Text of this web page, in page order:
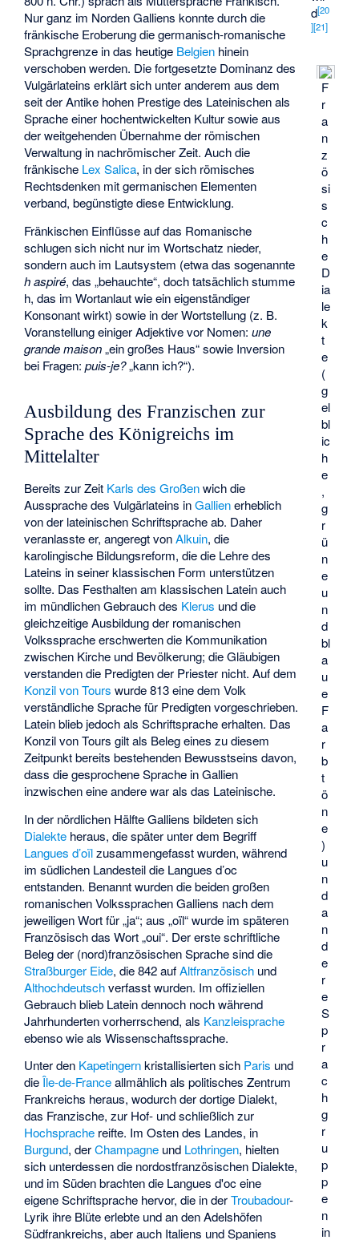
d[20
][21]
F
r
a
n
z
ö
si
s
c
h
e
D
ia
le
k
t
e
(
g
el
bl
ic
h
e
,
g
r
ü
n
e
u
n
d
bl
a
u
e
F
a
r
b
t
ö
n
e
)
u
n
d
a
n
d
e
r
e
S
p
r
a
c
h
g
r
u
p
p
e
n
in
Nur ganz im Norden Galliens konnte durch die
fränkische Eroberung die germanisch-romanische
Sprachgrenze in das heutige Belgien hinein
verschoben werden. Die fortgesetzte Dominanz des
Vulgärlateins erklärt sich unter anderem aus dem
seit der Antike hohen Prestige des Lateinischen als
Sprache einer hochentwickelten Kultur sowie aus
der weitgehenden Übernahme der römischen
Verwaltung in nachrömischer Zeit. Auch die
fränkische Lex Salica, in der sich römisches
Rechtsdenken mit germanischen Elementen
verband, begünstigte diese Entwicklung.
Fränkischen Einflüsse auf das Romanische
schlugen sich nicht nur im Wortschatz nieder,
sondern auch im Lautsystem (etwa das sogenannte
h aspiré, das „behauchte“, doch tatsächlich stumme
h, das im Wortanlaut wie ein eigenständiger
Konsonant wirkt) sowie in der Wortstellung (z. B.
Voranstellung einiger Adjektive vor Nomen:une
grande maison„ein großes Haus“ sowie Inversion
bei Fragen:puis-je?„kann ich?“).
Ausbildung des Franzischen zur
Sprache des Königreichs im
Mittelalter
Bereits zur Zeit Karls des Großenwich die
Aussprache des Vulgärlateins inGallienerheblich
von der lateinischen Schriftsprache ab. Daher
veranlasste er, angeregt vonAlkuin, die
karolingische Bildungsreform, die die Lehre des
Lateins in seiner klassischen Form unterstützen
sollte. Das Festhalten am klassischen Latein auch
im mündlichen Gebrauch des Klerus und die
gleichzeitige Ausbildung der romanischen
Volkssprache erschwerten die Kommunikation
zwischen Kirche und Bevölkerung; die Gläubigen
verstanden die Predigten der Priester nicht. Auf dem
Konzil von Tours wurde 813 eine dem Volk
verständliche Sprache für Predigten vorgeschrieben.
Latein blieb jedoch als Schriftsprache erhalten. Das
Konzil von Tours gilt als Beleg eines zu diesem
Zeitpunkt bereits bestehenden Bewusstseins davon,
dass die gesprochene Sprache in Gallien
inzwischen eine andere war als das Lateinische.
In der nördlichen Hälfte Galliens bildeten sich
Dialekte heraus, die später unter dem Begriff
Langues d’oïlzusammengefasst wurden, während
im südlichen Landesteil die Langues d’oc
entstanden. Benannt wurden die beiden großen
romanischen Volkssprachen Galliens nach dem
jeweiligen Wort für „ja“; aus „oïl“ wurde im späteren
Französisch das Wort „oui“. Der erste schriftliche
Beleg der (nord)französischen Sprache sind die
Straßburger Eide, die 842 aufAltfranzösisch und
Althochdeutschverfasst wurden. Im offiziellen
Gebrauch blieb Latein dennoch noch während
Jahrhunderten vorherrschend, als Kanzleisprache
ebenso wie als Wissenschaftssprache.
Unter den Kapetingernkristallisierten sich Paris und
dieÎle-de-Franceallmählich als politisches Zentrum
Frankreichs heraus, wodurch der dortige Dialekt,
das Franzische, zur Hof- und schließlich zur
Hochsprache reifte. Im Osten des Landes, in
Burgund, derChampagne und Lothringen, hielten
sich unterdessen die nordostfranzösischen Dialekte,
und im Süden brachten die Langues d'oc eine
eigene Schriftsprache hervor, die in derTroubadour-
Lyrik ihre Blüte erlebte und an den Adelshöfen
Südfrankreichs, aber auch Italiens und Spaniens